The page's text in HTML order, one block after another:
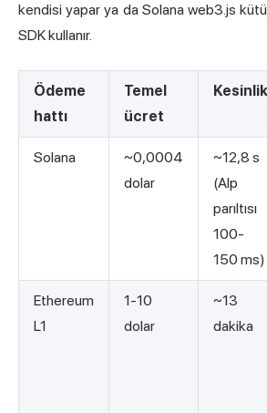
kendisi yapar ya da Solana web3.js
SDK kullanır.
Ödeme
hattı
Temel
ücret
Kesinlik
Solana
~0,0004
dolar
~12,8 s
(Alp
parıltısı
100-
150 ms)
Ethereum
L1
1-10
dolar
~13
dakika